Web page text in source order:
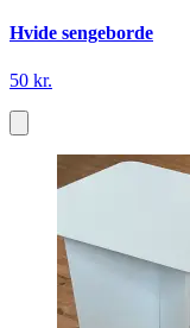
Hvide sengeborde
50 kr.